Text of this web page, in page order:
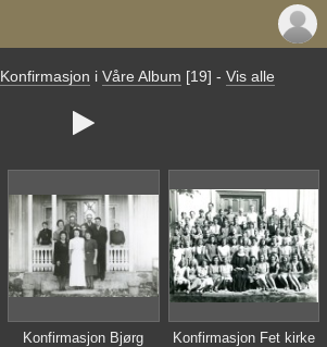
Konfirmasjon i Våre Album [19] - Vis alle

Konfirmasjon Bjørg
Konfirmasjon Fet kirke